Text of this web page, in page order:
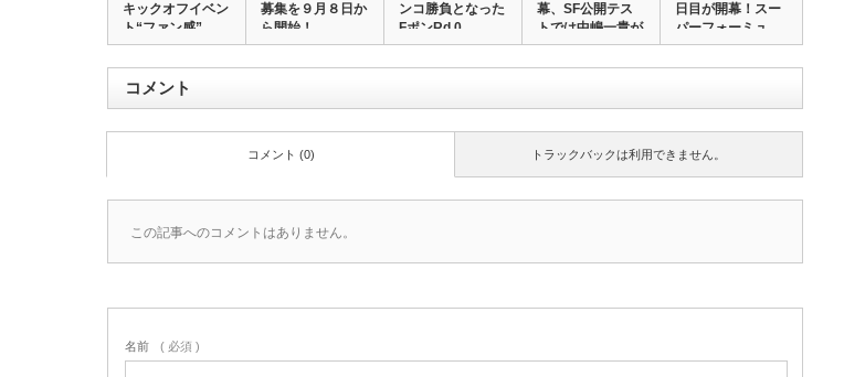
キックオフイベン
ト“ファン感”…
募集を９月８日か
ら開始！
ンコ勝負となった
FポンRd.0…
幕、SF公開テス
トでは中嶋一貴が
最…
日目が開幕！スー
パーフォーミュ
ラ…
コメント
トラックバックは利用できません。
コメント (0)
この記事へのコメントはありません。
名前 ( 必須 )